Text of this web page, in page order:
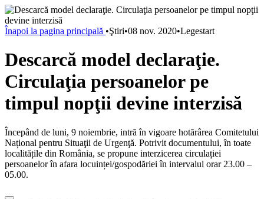
Înapoi la pagina principală •Ştiri•08 nov. 2020•Legestart
Descarcă model declaraţie.
Circulaţia persoanelor pe
timpul nopţii devine interzisă
Începând de luni, 9 noiembrie, intră în vigoare hotărârea Comitetului
Național pentru Situaţii de Urgenţă. Potrivit documentului, în toate
localitățile din România, se propune interzicerea circulației
persoanelor în afara locuinței/gospodăriei în intervalul orar 23.00 –
05.00.